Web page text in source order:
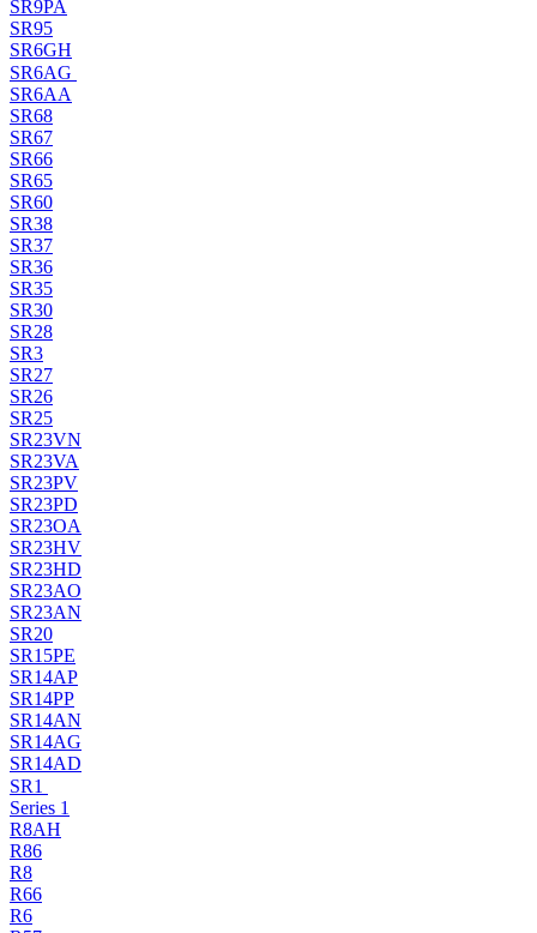
SR9PA
SR95
SR6GH
SR6AG
SR6AA
SR68
SR67
SR66
SR65
SR60
SR38
SR37
SR36
SR35
SR30
SR28
SR3
SR27
SR26
SR25
SR23VN
SR23VA
SR23PV
SR23PD
SR23OA
SR23HV
SR23HD
SR23AO
SR23AN
SR20
SR15PE
SR14AP
SR14PP
SR14AN
SR14AG
SR14AD
SR1
Series 1
R8AH
R86
R8
R66
R6